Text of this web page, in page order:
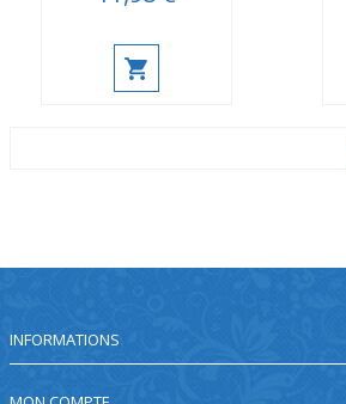
INFORMATIONS